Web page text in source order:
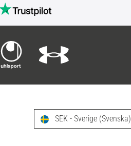
SEK - Sverige (Svenska)